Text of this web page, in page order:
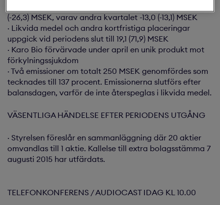
(-26,3) MSEK, varav andra kvartalet -13,0 (-13,1) MSEK
· Likvida medel och andra kortfristiga placeringar
uppgick vid periodens slut till 19,1 (71,9) MSEK
· Karo Bio förvärvade under april en unik produkt mot
förkylningssjukdom
· Två emissioner om totalt 250 MSEK genomfördes som
tecknades till 137 procent. Emissionerna slutförs efter
balansdagen, varför de inte återspeglas i likvida medel.
VÄSENTLIGA HÄNDELSE EFTER PERIODENS UTGÅNG
· Styrelsen föreslår en sammanläggning där 20 aktier
omvandlas till 1 aktie. Kallelse till extra bolagsstämma 7
augusti 2015 har utfärdats.
TELEFONKONFERENS / AUDIOCAST IDAG KL 10.00